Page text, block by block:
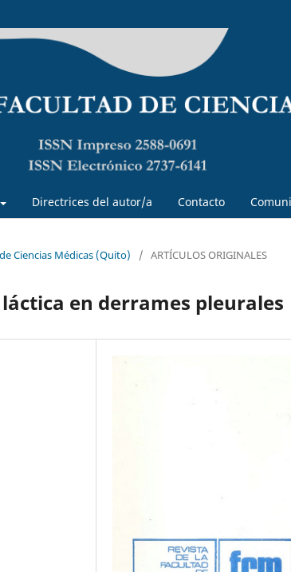
Directrices del autor/a Contacto
Ciencias Médicas (Quito) / ARTÍCULOS ORIGINALES
en derrames pleurales